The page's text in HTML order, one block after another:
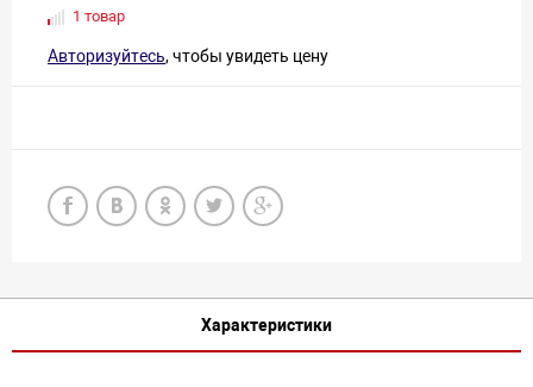
1 товар
Авторизуйтесь, чтобы увидеть цену
Характеристики